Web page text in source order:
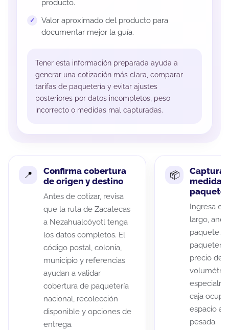
producto.
Valor aproximado del producto para
documentar mejor la guía.
Tener esta información preparada ayuda a
generar una cotización más clara, comparar
tarifas de paquetería y evitar ajustes
posteriores por datos incompletos, peso
incorrecto o medidas mal capturadas.
Confirma cobertura
de origen y destino
Antes de cotizar, revisa
que la ruta de Zacatecas
a Nezahualcóyotl tenga
los datos completos. El
código postal, colonia,
municipio y referencias
ayudan a validar
cobertura de paquetería
nacional, recolección
disponible y opciones de
entrega.
Captura
medidas
paquete
Ingresa el
largo,
paquete.
precio de
caja
espacio
pesada.